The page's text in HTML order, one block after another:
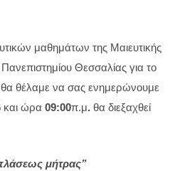
μαθημάτων της Μαιευτικής
Πανεπιστημίου Θεσσαλίας για το
θέλαμε να σας ενημερώνουμε
και ώρα 09:00π.μ. θα διεξαχθεί
μήτρας”